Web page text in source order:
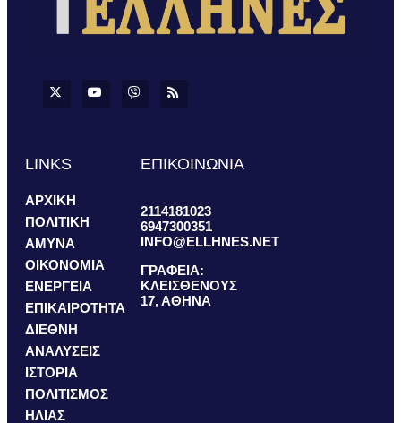
LINKS
ΑΡΧΙΚΗ
ΠΟΛΙΤΙΚΗ
ΑΜΥΝΑ
ΟΙΚΟΝΟΜΙΑ
ΕΝΕΡΓΕΙΑ
ΕΠΙΚΑΙΡΟΤΗΤΑ
ΔΙΕΘΝΗ
ΑΝΑΛΥΣΕΙΣ
ΙΣΤΟΡΙΑ
ΠΟΛΙΤΙΣΜΟΣ
ΗΛΙΑΣ
ΕΠΙΚΟΙΝΩΝΙΑ
2114181023
6947300351
INFO@ELLHNES.NET
ΓΡΑΦΕΙΑ:
ΚΛΕΙΣΘΕΝΟΥΣ
17, ΑΘΗΝΑ